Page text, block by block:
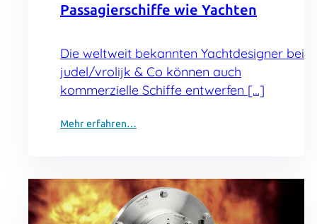
Passagierschiffe wie Yachten
Die weltweit bekannten Yachtdesigner bei
judel/vrolijk & Co können auch
kommerzielle Schiffe entwerfen […]
Mehr erfahren…